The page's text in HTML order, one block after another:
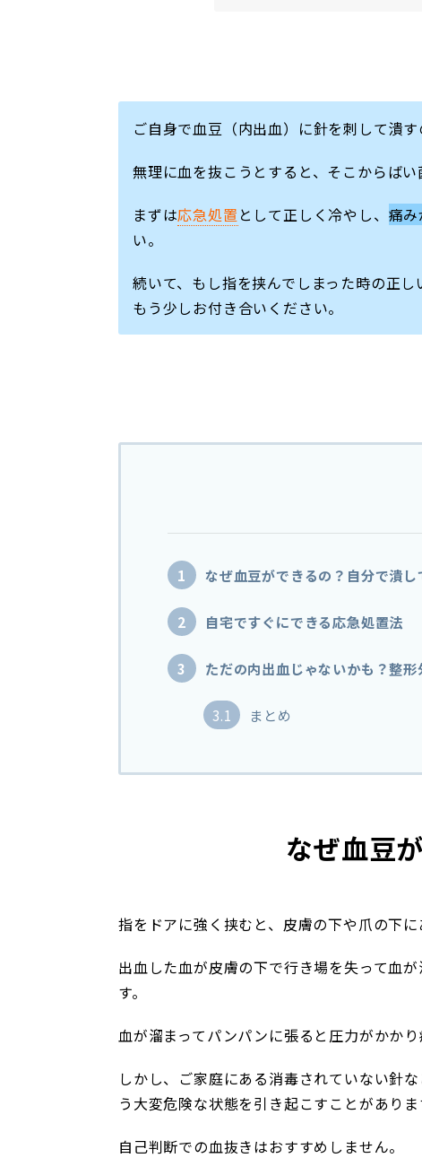
ご自身で血豆（内出血）に針を刺して潰す
無理に血を抜こうとすると、そこからば
まずは応急処置 として正しく冷やし、 痛
い。
続いて、もし指を挟んでしまった時の正
もう少しお付き合いください。
1 なぜ血豆ができるの？自分で潰し
2 自宅ですぐにできる応急処置法
3 ただの内出血じゃないかも？整
3.1 まとめ
なぜ血豆
指をドアに強く挟むと、皮膚の下や爪の下
出血した血が皮膚の下で行き場を失って血
す。
血が溜まってパンパンに張ると圧力がかか
しかし、ご家庭にある消毒されていない針
う大変危険な状態を引き起こすことがありま
自己判断での血抜きはおすすめしません。